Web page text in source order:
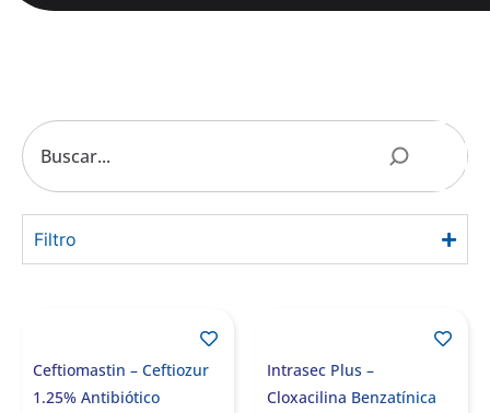
Filtro
Ceftiomastin – Ceftiozur
1.25% Antibiótico
Intrasec Plus –
Cloxacilina Benzatínica